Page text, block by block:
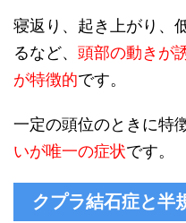
寝返り、起き上がり、
るなど、 頭部の動きが
が特徴的です。
一定の頭位のときに特
いが唯一の症状です。
クプラ結石症と半